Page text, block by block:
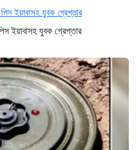
ইয়াবাসহ যুবক গ্রেপ্তার